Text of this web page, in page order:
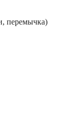
перемычка)